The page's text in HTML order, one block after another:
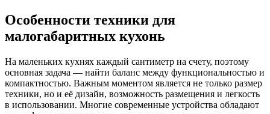
Особенности техники для
малогабаритных кухонь
На маленьких кухнях каждый сантиметр на счету, поэтому
основная задача — найти баланс между функциональностью и
компактностью. Важным моментом является не только размер
техники, но и её дизайн, возможность размещения и легкость
в использовании. Многие современные устройства обладают